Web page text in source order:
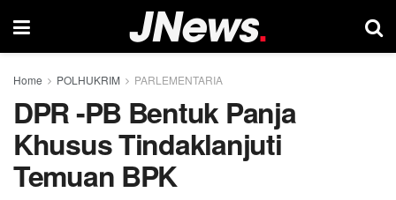
Home POLHUKRIM PARLEMENTARIA
DPR -PB Bentuk Panja
Khusus Tindaklanjuti
Temuan BPK